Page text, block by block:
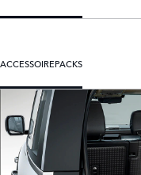
ACCESSOIREPACKS